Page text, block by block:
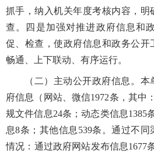
抓手，纳入机关年度考核内容，明
查。四是加强对推进政府信息和
促、检查，使政府信息和政务公开
畅通、上下联动、有序运行。
（二）主动公开政府信息。
府信息（网站、微信1972条，其中
规文件信息24条；动态类信息1385
息8条；其他信息539条。通过不
情况：通过政府网站发布信息1677